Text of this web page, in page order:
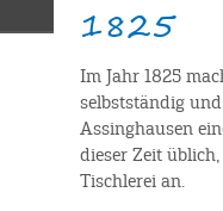
1825
Im Jahr 1825
selbstständig
Assinghausen
dieser Zeit
Tischlerei an.